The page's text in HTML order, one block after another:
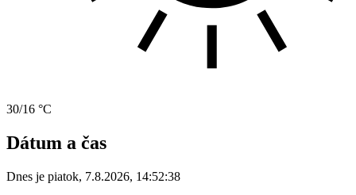
30/16 °C
Dátum a čas
Dnes je piatok, 7.8.2026, 14:52:38